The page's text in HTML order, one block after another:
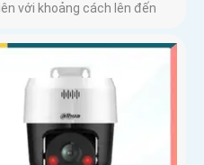
với khoảng cách lên đến